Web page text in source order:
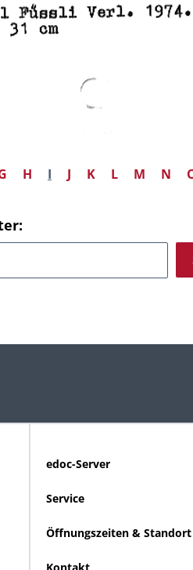
H I J K L M N
edoc-Server
Service
Öffnungszeiten & Standort